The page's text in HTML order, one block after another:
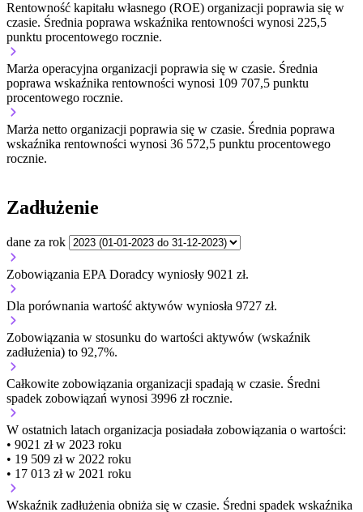
Rentowność kapitału własnego (ROE) organizacji poprawia się w
czasie. Średnia poprawa wskaźnika rentowności wynosi 225,5
punktu procentowego rocznie.
Marża operacyjna organizacji poprawia się w czasie. Średnia
poprawa wskaźnika rentowności wynosi 109 707,5 punktu
procentowego rocznie.
Marża netto organizacji poprawia się w czasie. Średnia poprawa
wskaźnika rentowności wynosi 36 572,5 punktu procentowego
rocznie.
Zadłużenie
dane za rok
Zobowiązania EPA Doradcy wyniosły 9021 zł.
Dla porównania wartość aktywów wyniosła 9727 zł.
Zobowiązania w stosunku do wartości aktywów (wskaźnik
zadłużenia) to 92,7%.
Całkowite zobowiązania organizacji spadają w czasie. Średni
spadek zobowiązań wynosi 3996 zł rocznie.
W ostatnich latach organizacja posiadała zobowiązania o wartości:
• 9021 zł w 2023 roku
• 19 509 zł w 2022 roku
• 17 013 zł w 2021 roku
Wskaźnik zadłużenia obniża się w czasie. Średni spadek wskaźnika